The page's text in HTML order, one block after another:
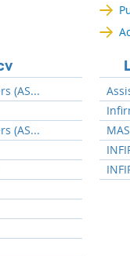
(AS...
(AS...